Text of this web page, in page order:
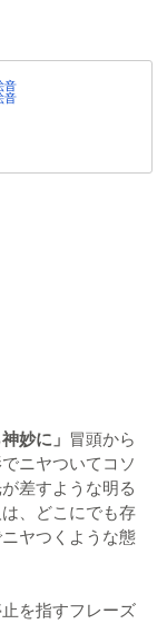
音
音
妙に」 冒頭から
ニヤついてコソ
差すような明る
、どこにでも存
ヤつくような態
を指すフレーズ